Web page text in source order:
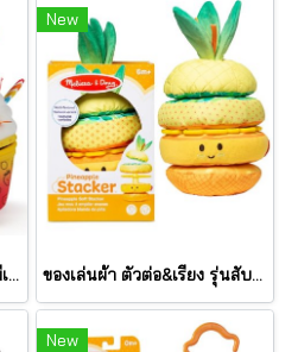
ของเล่นผ้า รุ่นชาไข่มุก เขย่ามีเสียง Bubble Tea Take Along Toy รุ่น 30744 ยี่ห้อ Melissa & Doug
New
ของเล่นผ้า ตัวต่อ&เรียง รุ่นสับปะรด เขย่ามีเสียง Pineapple Stacker รุ่น 30743 ยี่ห้อ Melissa & Doug
New